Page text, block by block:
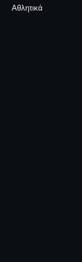
Αθλητικά